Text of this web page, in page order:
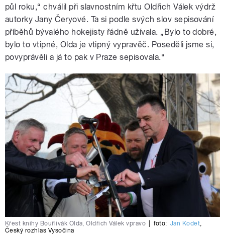
půl roku,“ chválil při slavnostním křtu Oldřich Válek výdrž
autorky Jany Čeryové. Ta si podle svých slov sepisování
příběhů bývalého hokejisty řádně užívala. „Bylo to dobré,
bylo to vtipné, Olda je vtipný vypravěč. Poseděli jsme si,
povyprávěli a já to pak v Praze sepisovala.“
Křest knihy Bouřlivák Olda, Oldřich Válek vpravo foto: Jan Kodet,
Český rozhlas Vysočina